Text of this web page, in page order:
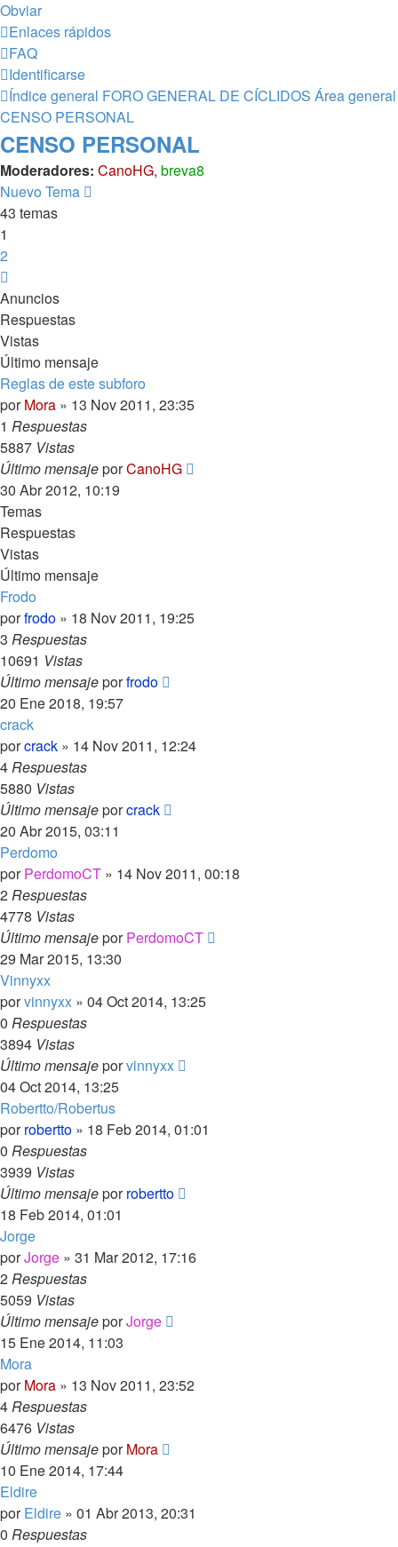
Obviar
Enlaces rápidos
FAQ
Identificarse
Índice general FORO GENERAL DE CÍCLIDOS Área general
CENSO PERSONAL
CENSO PERSONAL
Moderadores: CanoHG, breva8
Nuevo Tema
43 temas
1
2
Anuncios
Respuestas
Vistas
Último mensaje
Reglas de este subforo
porMora » 13 Nov 2011, 23:35
1 Respuestas
5887 Vistas
Último mensajeporCanoHG
30 Abr 2012, 10:19
Temas
Respuestas
Vistas
Último mensaje
Frodo
porfrodo » 18 Nov 2011, 19:25
3 Respuestas
10691 Vistas
Último mensajeporfrodo
20 Ene 2018, 19:57
crack
porcrack » 14 Nov 2011, 12:24
4Respuestas
5880 Vistas
Último mensajeporcrack
20 Abr 2015, 03:11
Perdomo
porPerdomoCT » 14 Nov 2011, 00:18
2Respuestas
4778 Vistas
Último mensajeporPerdomoCT
29 Mar 2015, 13:30
Vinnyxx
porvinnyxx » 04 Oct 2014, 13:25
0 Respuestas
3894 Vistas
Último mensajeporvinnyxx
04 Oct 2014, 13:25
Robertto/Robertus
porrobertto » 18 Feb 2014, 01:01
0 Respuestas
3939 Vistas
Último mensajeporrobertto
18 Feb 2014, 01:01
Jorge
porJorge » 31 Mar 2012, 17:16
2Respuestas
5059 Vistas
Último mensajeporJorge
15 Ene 2014, 11:03
Mora
porMora » 13 Nov 2011, 23:52
4Respuestas
6476 Vistas
Último mensajeporMora
10 Ene 2014, 17:44
Eldire
porEldire » 01 Abr 2013, 20:31
0 Respuestas